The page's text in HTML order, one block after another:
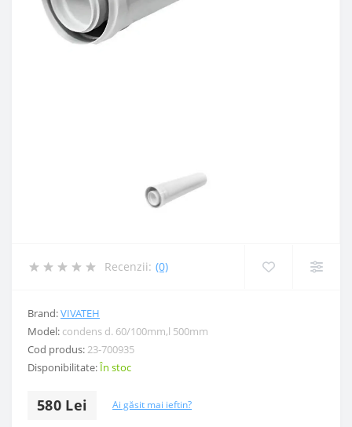
Recenzii: (0)
Brand:VIVATEH
Model: condens d. 60/100mm,l 500mm
Cod produs: 23-700935
Disponibilitate:În stoc
580 Lei Ai găsit mai ieftin?